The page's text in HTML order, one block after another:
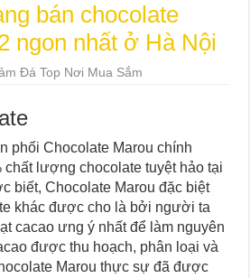
bán chocolate
ngon nhất ở Hà Nội
Đá Top Nơi Mua Sắm
phối Chocolate Marou chính
chất lượng chocolate tuyệt hảo tại
biết, Chocolate Marou đặc biệt
khác được cho là bởi người ta
cacao ưng ý nhất để làm nguyên
được thu hoạch, phân loại và
Marou thực sự đã được